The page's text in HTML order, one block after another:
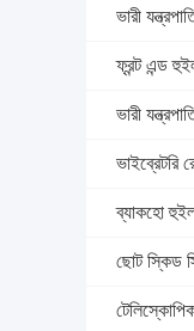
ভারী
ফ্রন্ট এন্ড
ভারী
ভাইব্রেটরি
ব্যাকহো
ছোট স্কিড
টেলিস্কোপিক